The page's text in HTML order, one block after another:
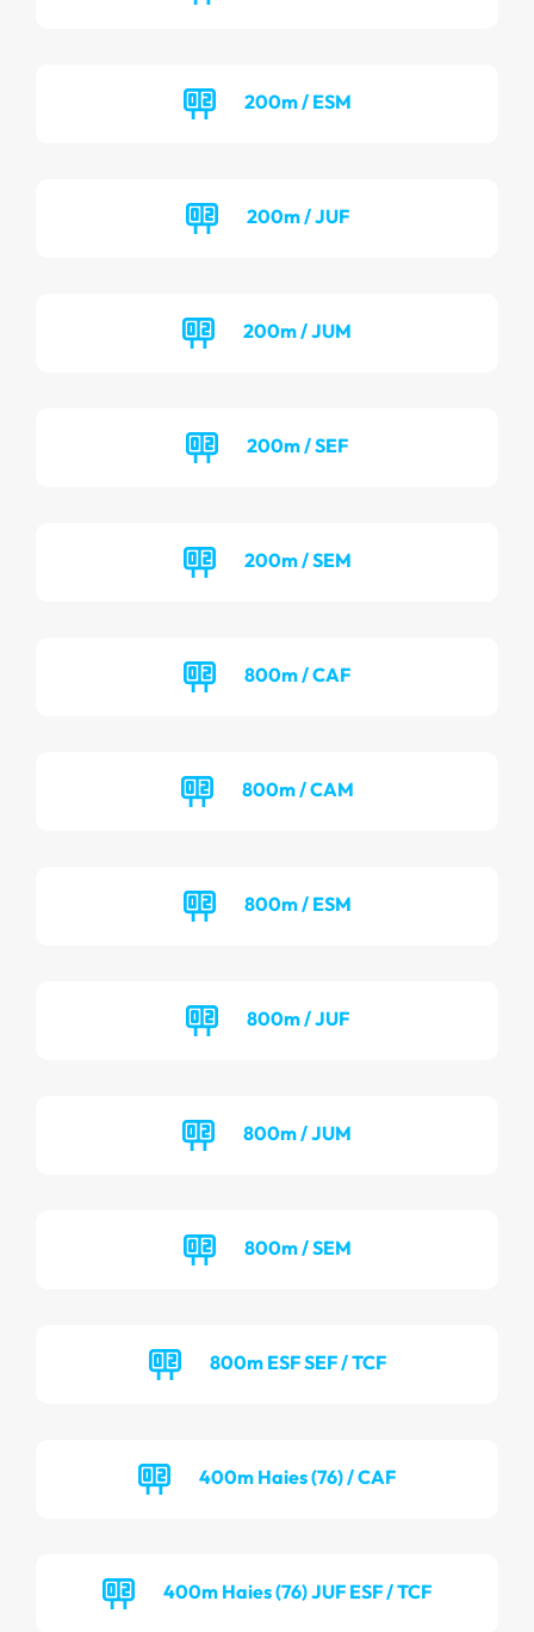
200m / ESM
200m / JUF
200m / JUM
200m / SEF
200m / SEM
800m / CAF
800m / CAM
800m / ESM
800m / JUF
800m / JUM
800m / SEM
800m ESF SEF / TCF
400m Haies (76) / CAF
400m Haies (76) JUF ESF / TCF